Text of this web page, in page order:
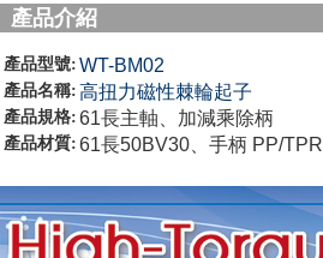
產品介紹
產品型號: WT-BM02
產品名稱: 高扭力磁性棘輪起子
產品規格: 61長主軸、加減乘除柄
產品材質: 61長50BV30、手柄 PP/TPR